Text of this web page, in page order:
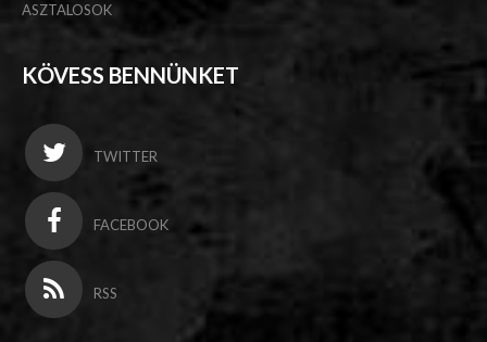
ASZTALOSOK
KÖVESS BENNÜNKET
TWITTER
FACEBOOK
RSS